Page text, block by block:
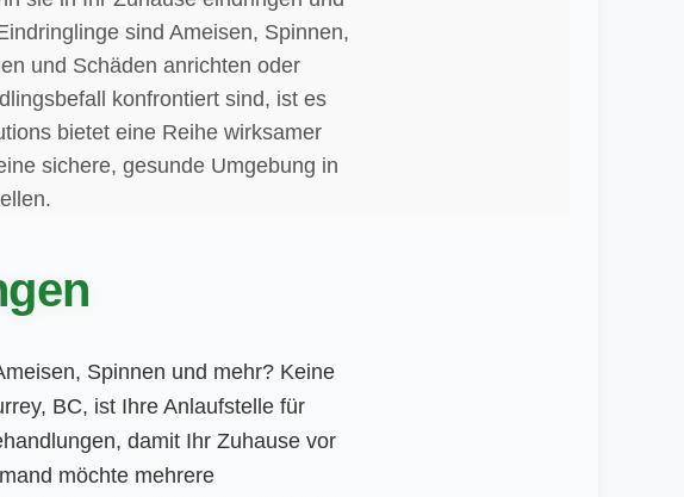
sind Ameisen, Spinnen,
und Schäden anrichten oder
konfrontiert sind, ist es
bietet eine Reihe wirksamer
sichere, gesunde Umgebung in
Spinnen und mehr? Keine
BC, ist Ihre Anlaufstelle für
damit Ihr Zuhause vor
möchte mehrere